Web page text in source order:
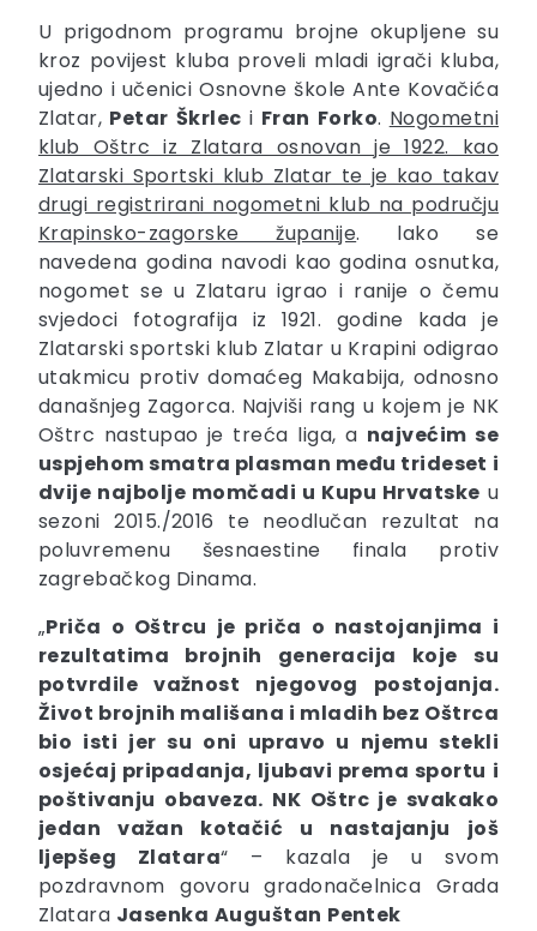
U prigodnom programu brojne okupljene su
kroz povijest kluba proveli mladi igrači kluba,
ujedno i učenici Osnovne škole Ante Kovačića
Zlatar, Petar Škrlec i Fran Forko. Nogometni
klub Oštrc iz Zlatara osnovan je 1922. kao
Zlatarski Sportski klub Zlatar te je kao takav
drugi registrirani nogometni klub na području
Krapinsko-zagorske županije. lako se
navedena godina navodi kao godina osnutka,
nogomet se u Zlataru igrao i ranije o čemu
svjedoci fotografija iz 1921. godine kada je
Zlatarski sportski klub Zlatar u Krapini odigrao
utakmicu protiv domaćeg Makabija, odnosno
današnjeg Zagorca. Najviši rang u kojem je NK
Oštrc nastupao je treća liga, a najvećim se
uspjehom smatra plasman među trideset i
dvije najbolje momčadi u Kupu Hrvatske u
sezoni 2015./2016 te neodlučan rezultat na
poluvremenu šesnaestine finala protiv
zagrebačkog Dinama.
„Priča o Oštrcu je priča o nastojanjima i
rezultatima brojnih generacija koje su
potvrdile važnost njegovog postojanja.
Život brojnih mališana i mladih bez Oštrca
bio isti jer su oni upravo u njemu stekli
osjećaj pripadanja, ljubavi prema sportu i
poštivanju obaveza. NK Oštrc je svakako
jedan važan kotačić u nastajanju još
ljepšeg Zlatara“ – kazala je u svom
pozdravnom govoru gradonačelnica Grada
Zlatara Jasenka Auguštan Pentek